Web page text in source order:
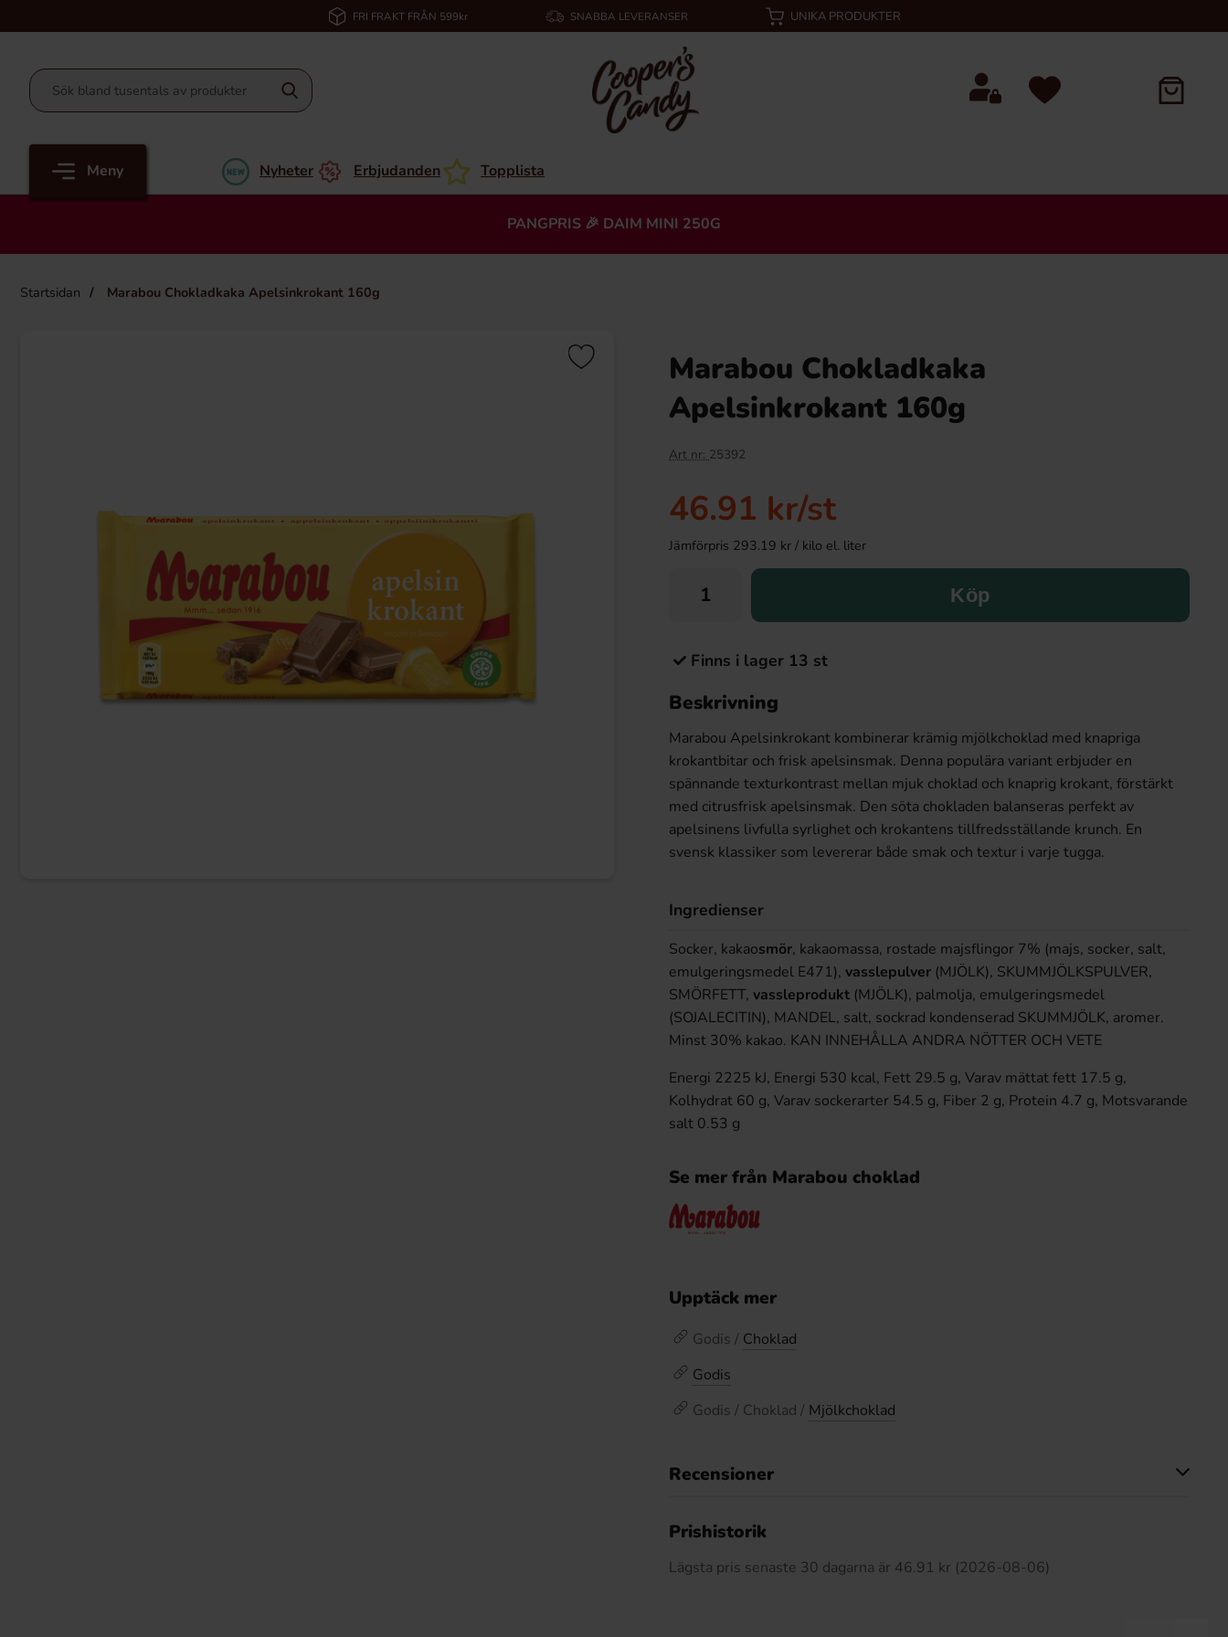
FRI FRAKT FRÅN 599kr SNABBA LEVERANSER UNIKA PRODUKTER
Meny Nyheter Erbjudanden Topplista
PANGPRIS 🎉 DAIM MINI 250G
Startsidan Marabou Chokladkaka Apelsinkrokant 160g
Marabou Chokladkaka
Apelsinkrokant 160g
Art nr: 25392
46.91 kr/st
Jämförpris 293.19 kr / kilo el. liter
Köp
Finns i lager 13 st
Beskrivning
Marabou Apelsinkrokant kombinerar krämig mjölkchoklad med knapriga
krokantbitar och frisk apelsinsmak. Denna populära variant erbjuder en
spännande texturkontrast mellan mjuk choklad och knaprig krokant, förstärkt
med citrusfrisk apelsinsmak. Den söta chokladen balanseras perfekt av
apelsinens livfulla syrlighet och krokantens tillfredsställande krunch. En
svensk klassiker som levererar både smak och textur i varje tugga.
Ingredienser
Socker, kakaosmör, kakaomassa, rostade majsflingor 7% (majs, socker, salt,
emulgeringsmedel E471), vasslepulver (MJÖLK), SKUMMJÖLKSPULVER,
SMÖRFETT, vassleprodukt (MJÖLK), palmolja, emulgeringsmedel
(SOJALECITIN), MANDEL, salt, sockrad kondenserad SKUMMJÖLK, aromer.
Minst 30% kakao. KAN INNEHÅLLA ANDRA NÖTTER OCH VETE
Energi 2225 kJ, Energi 530 kcal, Fett 29.5 g, Varav mättat fett 17.5 g,
Kolhydrat 60 g, Varav sockerarter 54.5 g, Fiber 2 g, Protein 4.7 g, Motsvarande
salt 0.53 g
Se mer från Marabou choklad
Upptäck mer
Godis / Choklad
Godis
Godis / Choklad / Mjölkchoklad
Recensioner
Prishistorik
Lägsta pris senaste 30 dagarna är 46.91 kr (2026-08-06)